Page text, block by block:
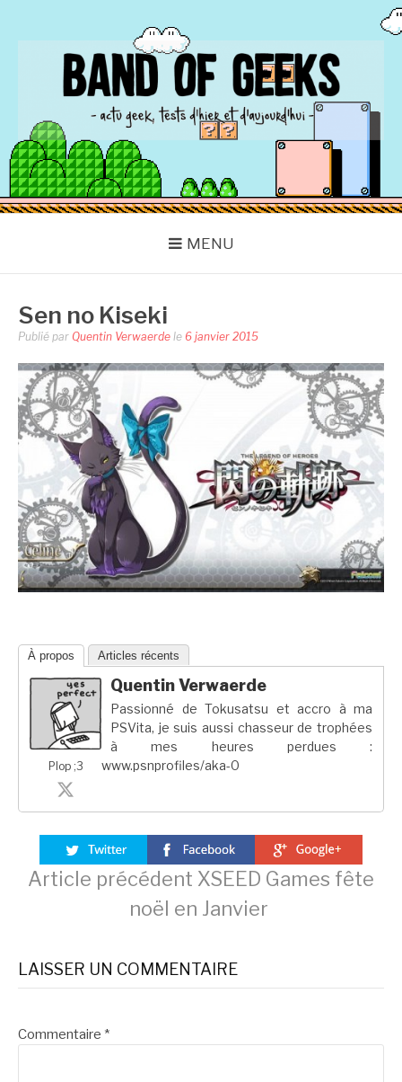
BAND OF GEEKS
Actu Geek d'hier et d'aujourd'hui
MENU
Sen no Kiseki
Publié par Quentin Verwaerde le 6 janvier 2015
À propos Articles récents
Plop ;3
Quentin Verwaerde
Passionné de Tokusatsu et accro à ma
PSVita, je suis aussi chasseur de trophées
à mes heures perdues :
www.psnprofiles/aka-0
Lire
la
suite
Article précédent XSEED Games fête
noël en Janvier
LAISSER UN COMMENTAIRE
Commentaire *